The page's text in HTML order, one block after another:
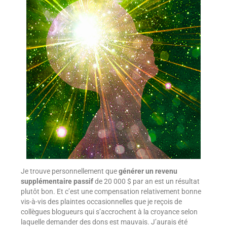
Je trouve personnellement quegénérer un revenu
supplémentaire passifde 20 000 $ par an est un résultat
plutôt bon. Et c’est une compensation relativement bonne
vis-à-vis des plaintes occasionnelles que je reçois de
collègues blogueurs qui s’accrochent à la croyance selon
laquelle demander des dons est mauvais. J’aurais été